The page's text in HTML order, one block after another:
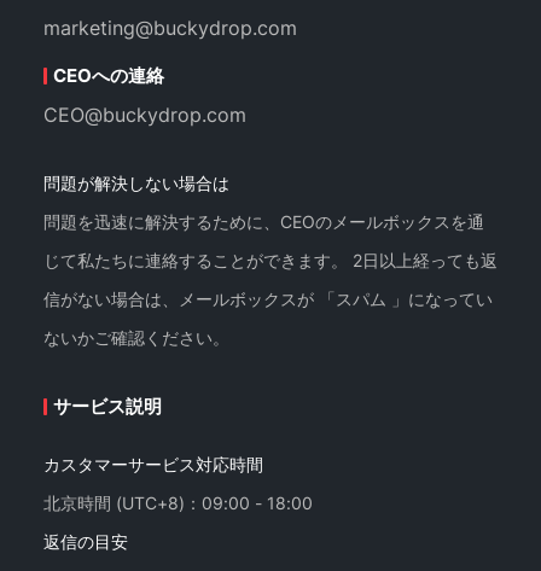
marketing@buckydrop.com
CEOへの連絡
CEO@buckydrop.com
問題が解決しない場合は
問題を迅速に解決するために、CEOのメールボックスを通
じて私たちに連絡することができます。 2日以上経っても返
信がない場合は、メールボックスが 「スパム 」になってい
ないかご確認ください。
サービス説明
カスタマーサービス対応時間
北京時間 (UTC+8)：09:00 - 18:00
返信の目安